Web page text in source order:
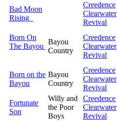
Bad Moon
Rising
Creedence
Clearwater
Revival
Born On
The Bayou
Bayou
Country
Creedence
Clearwater
Revival
Born on the
Bayou
Bayou
Country
Creedence
Clearwater
Revival
Fortunate
Son
Willy and
the Poor
Boys
Creedence
Clearwater
Revival